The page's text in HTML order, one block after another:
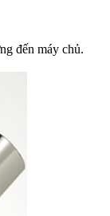
đến máy chủ.